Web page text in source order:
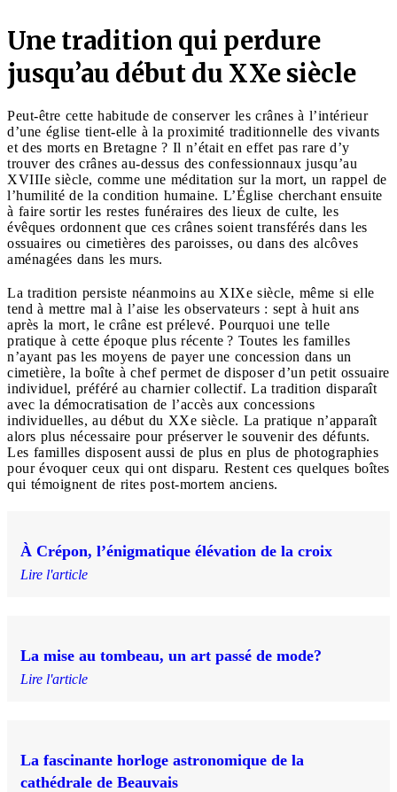
Une tradition qui perdure
jusqu’au début du XXe siècle
Peut-être cette habitude de conserver les crânes à l’intérieur
d’une église tient-elle à la proximité traditionnelle des vivants
et des morts en Bretagne ? Il n’était en effet pas rare d’y
trouver des crânes au-dessus des confessionnaux jusqu’au
XVIIIe siècle, comme une méditation sur la mort, un rappel de
l’humilité de la condition humaine. L’Église cherchant ensuite
à faire sortir les restes funéraires des lieux de culte, les
évêques ordonnent que ces crânes soient transférés dans les
ossuaires ou cimetières des paroisses, ou dans des alcôves
aménagées dans les murs.
La tradition persiste néanmoins au XIXe siècle, même si elle
tend à mettre mal à l’aise les observateurs : sept à huit ans
après la mort, le crâne est prélevé. Pourquoi une telle
pratique à cette époque plus récente ? Toutes les familles
n’ayant pas les moyens de payer une concession dans un
cimetière, la boîte à chef permet de disposer d’un petit ossuaire
individuel, préféré au charnier collectif. La tradition disparaît
avec la démocratisation de l’accès aux concessions
individuelles, au début du XXe siècle. La pratique n’apparaît
alors plus nécessaire pour préserver le souvenir des défunts.
Les familles disposent aussi de plus en plus de photographies
pour évoquer ceux qui ont disparu. Restent ces quelques boîtes
qui témoignent de rites post-mortem anciens.
À Crépon, l’énigmatique élévation de la croix
Lire l'article
La mise au tombeau, un art passé de mode?
Lire l'article
La fascinante horloge astronomique de la
cathédrale de Beauvais